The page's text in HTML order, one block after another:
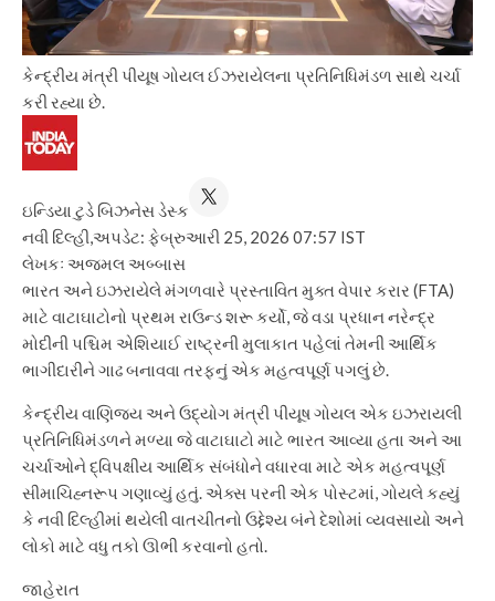
કેન્દ્રીય મંત્રી પીયૂષ ગોયલ ઈઝરાયેલના પ્રતિનિધિમંડળ સાથે ચર્ચા
કરી રહ્યા છે.
ઇન્ડિયા ટુડે બિઝનેસ ડેસ્ક
નવી દિલ્હી,અપડેટ: ફેબ્રુઆરી 25, 2026 07:57 IST
લેખકઃ અજમલ અબ્બાસ
ભારત અને ઇઝરાયેલે મંગળવારે પ્રસ્તાવિત મુક્ત વેપાર કરાર (FTA)
માટે વાટાઘાટોનો પ્રથમ રાઉન્ડ શરૂ કર્યો, જે વડા પ્રધાન નરેન્દ્ર
મોદીની પશ્ચિમ એશિયાઈ રાષ્ટ્રની મુલાકાત પહેલાં તેમની આર્થિક
ભાગીદારીને ગાઢ બનાવવા તરફનું એક મહત્વપૂર્ણ પગલું છે.
કેન્દ્રીય વાણિજ્ય અને ઉદ્યોગ મંત્રી પીયૂષ ગોયલ એક ઇઝરાયલી
પ્રતિનિધિમંડળને મળ્યા જે વાટાઘાટો માટે ભારત આવ્યા હતા અને આ
ચર્ચાઓને દ્વિપક્ષીય આર્થિક સંબંધોને વધારવા માટે એક મહત્વપૂર્ણ
સીમાચિહ્નરૂપ ગણાવ્યું હતું. એક્સ પરની એક પોસ્ટમાં, ગોયલે કહ્યું
કે નવી દિલ્હીમાં થયેલી વાતચીતનો ઉદ્દેશ્ય બંને દેશોમાં વ્યવસાયો અને
લોકો માટે વધુ તકો ઊભી કરવાનો હતો.
જાહેરાત